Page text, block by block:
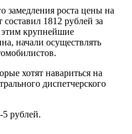
замедления роста цены на
1812 рублей за
этим крупнейшие
начали осуществлять
хотят навариться на
диспетчерского
рублей.